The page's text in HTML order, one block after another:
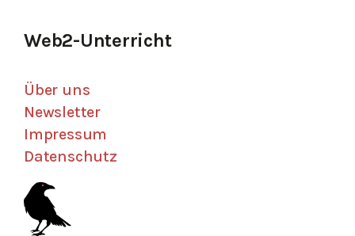
Web2-Unterricht
Über uns
Newsletter
Impressum
Datenschutz